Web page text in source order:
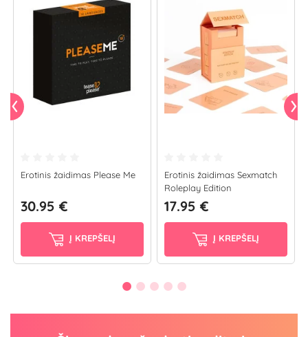
Erotinis žaidimas Please Me
30.95 €
Į KREPŠELĮ
Erotinis žaidimas Sexmatch
Roleplay Edition
17.95 €
Į KREPŠELĮ